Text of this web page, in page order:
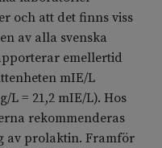
och att det finns viss
av alla svenska
emellertid
mIE/L
L = 21,2 mIE/L). Hos
rekommenderas
av prolaktin. Framför